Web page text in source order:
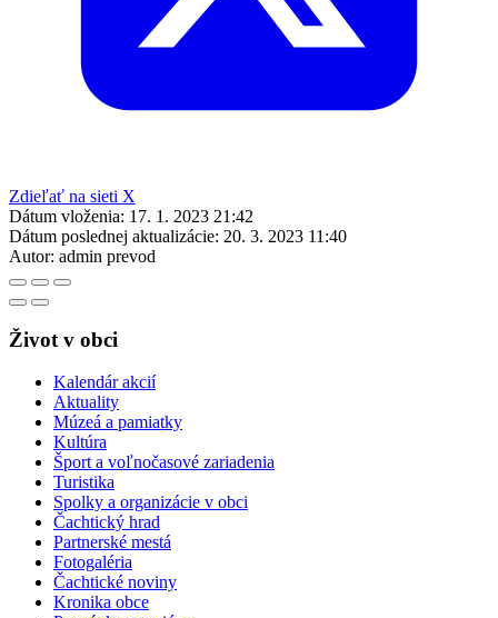
Zdieľať na sieti X
Dátum vloženia: 17. 1. 2023 21:42
Dátum poslednej aktualizácie: 20. 3. 2023 11:40
Autor: admin prevod
Život v obci
Kalendár akcií
Aktuality
Múzeá a pamiatky
Kultúra
Šport a voľnočasové zariadenia
Turistika
Spolky a organizácie v obci
Čachtický hrad
Partnerské mestá
Fotogaléria
Čachtické noviny
Kronika obce